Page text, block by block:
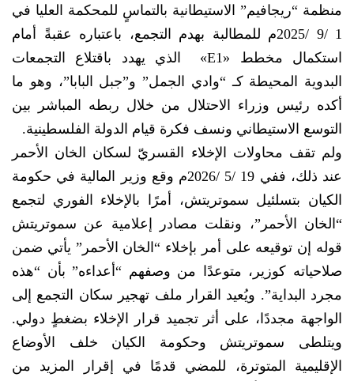
منظمة “ريجافيم” الاستيطانية بالتماسٍ للمحكمة العليا في
1 /9 /2025م للمطالبة بهدم التجمع، باعتباره عقبةً أمام
استكمال مخطط «E1» الذي يهدد باقتلاع التجمعات
البدوية المحيطة كـ “وادي الجمل” و”جبل البابا”، وهو ما
أكده رئيس وزراء الاحتلال من خلال ربطه المباشر بين
التوسع الاستيطاني ونسف فكرة قيام الدولة الفلسطينية.
ولم تقف محاولات الإخلاء القسريّ لسكان الخان الأحمر
عند ذلك، ففي 19 /5 /2026م وقع وزير المالية في حكومة
الكيان بتسلئيل سموتريتش، أمرًا بالإخلاء الفوري لتجمع
“الخان الأحمر”، ونقلت مصادر إعلامية عن سموتريتش
قوله إن توقيعه على أمر بإخلاء “الخان الأحمر” يأتي ضمن
صلاحياته كوزير، متوعدًا من وصفهم “أعداءه” بأن “هذه
مجرد البداية”. ويُعيد القرار ملف تهجير سكان التجمع إلى
الواجهة مجددًا، على أثر تجميد قرار الإخلاء بضغطٍ دولي.
ويتلطى سموتريتش وحكومة الكيان خلف الأوضاع
الإقليمية المتوترة، للمضي قدمًا في إقرار المزيد من